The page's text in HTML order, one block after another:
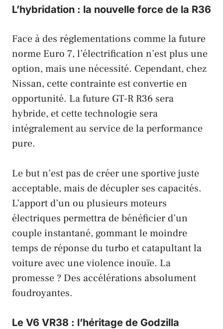
L’hybridation : la nouvelle force de la R36
Face à des réglementations comme la future
norme Euro 7, l’électrification n’est plus une
option, mais unenécessité. Cependant, chez
Nissan, cette contrainte est convertie en
opportunité. La future GT-R R36 sera
hybride, et cettetechnologie sera
intégralement au service de la performance
pure.
Le but n’est pas de créer une sportive juste
acceptable, mais de décupler ses capacités.
L’apport d’un ou plusieurs moteurs
électriques permettra de bénéficier d’un
couple instantané, gommant lemoindre
temps de réponse du turbo et catapultant la
voiture avec uneviolence inouïe. La
promesse ? Des accélérations absolument
foudroyantes.
Le V6 VR38 : l’héritage de Godzilla